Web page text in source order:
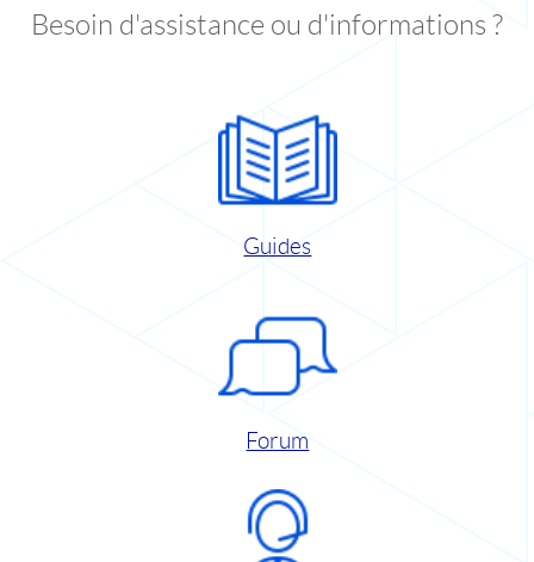
Besoin d'assistance ou d'informations ?
Guides
Forum